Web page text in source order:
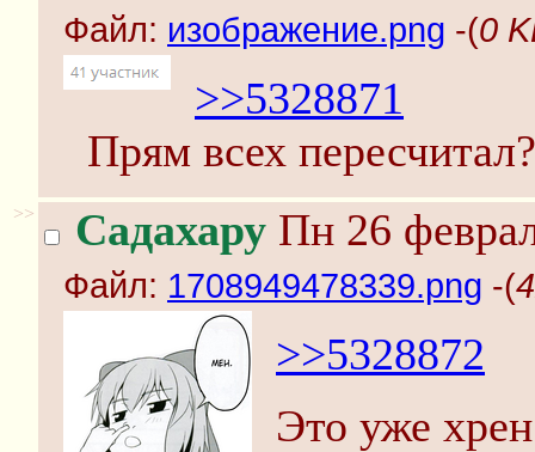
Файл: изображение.png -(0
>>5328871
Прям всех пересчитал?
>> Садахару Пн 26
Файл: 1708949478339.png -(
>>5328872
Это уже